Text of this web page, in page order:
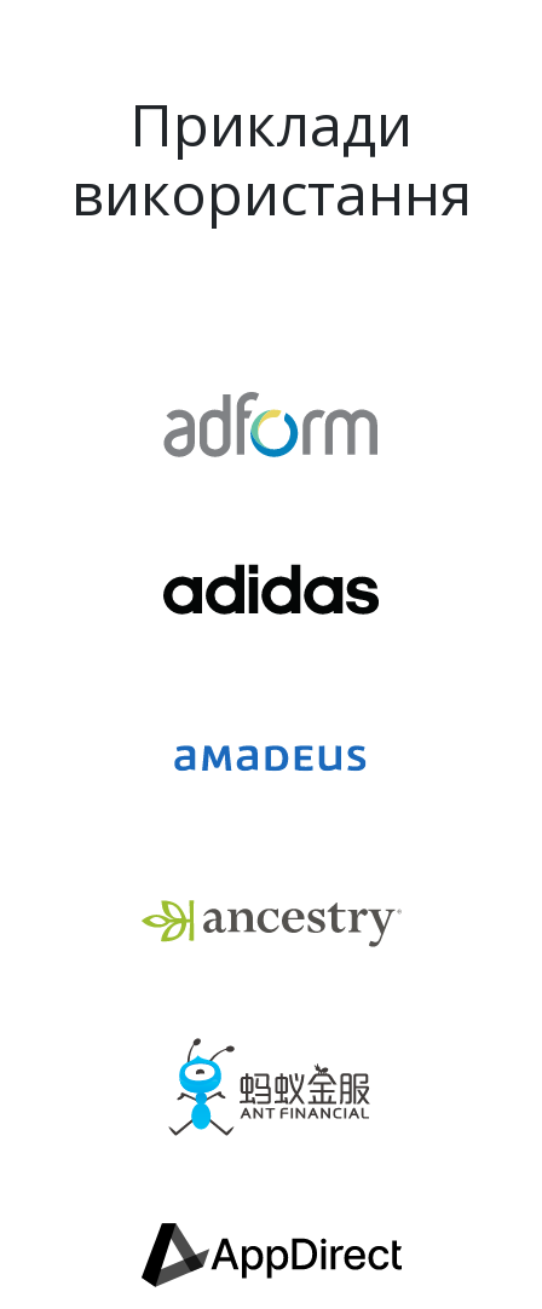
Приклади
використання